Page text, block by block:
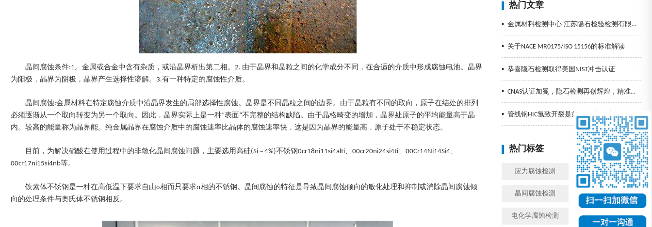
热门文章
▪ 金属材料检测中心-江苏隐石检验检测有限公司
▪ 关于NACE MR0175/ISO 15156的标准解读
▪ 恭喜隐石检测取得美国NIST冲击认证
▪ CNAS认证加冕，隐石检测再创辉煌，精准检测助力企业发展！
▪ 管线钢HIC氢致开裂是如何发生的以及预防措施
热门标签 换一批
应力腐蚀检测 金属腐蚀检测
晶间腐蚀检测 模拟工况腐蚀检测
电化学腐蚀检测 盐雾检测
晶间腐蚀条件:1。金属或合金中含有杂质，或沿晶界析出第二相。2. 由于晶界和晶粒之间的化学成分不同，在合适的介质中形成腐蚀电池。晶界
为阳极，晶界为阴极，晶界产生选择性溶解。3.有一种特定的腐蚀性介质。
晶间腐蚀:金属材料在特定腐蚀介质中沿晶界发生的局部选择性腐蚀。晶界是不同晶粒之间的边界。由于晶粒有不同的取向，原子在结处的排列
必须逐渐从一个取向转变为另一个取向。因此，晶界实际上是一种“表面”不完整的结构缺陷。由于晶格畸变的增加，晶界处原子的平均能量高于晶
内。较高的能量称为晶界能。纯金属晶界在腐蚀介质中的腐蚀速率比晶体的腐蚀速率快，这是因为晶界的能量高，原子处于不稳定状态。
目前，为解决硝酸在使用过程中的非敏化晶间腐蚀问题，主要选用高硅(Si ~ 4%)不锈钢0cr18ni11si4alti、00cr20ni24si4ti、00Cr14Ni14Si4、
00cr17ni15si4nb等。
铁素体不锈钢是一种在高低温下要求自由σ相而只要求α相的不锈钢。晶间腐蚀的特征是导致晶间腐蚀倾向的敏化处理和抑制或消除晶间腐蚀倾
向的处理条件与奥氏体不锈钢相反。